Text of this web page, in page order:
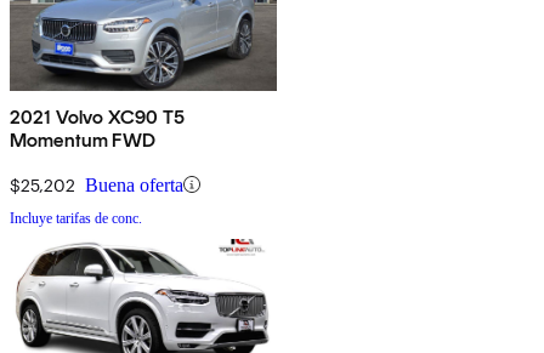
2021 Volvo XC90 T5
Momentum FWD
$25,202 Buena oferta
Incluye tarifas de conc.